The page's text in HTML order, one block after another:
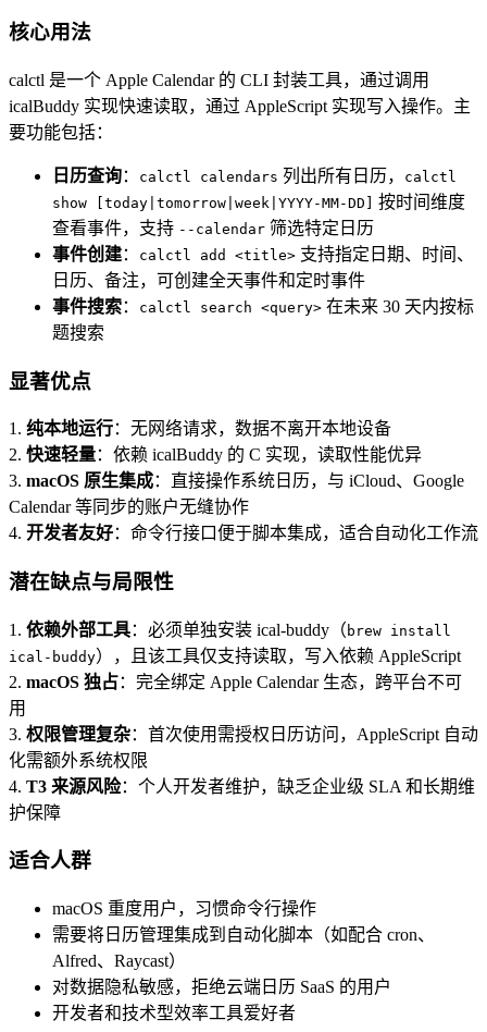
核心用法
calctl 是一个 Apple Calendar 的 CLI 封装工具，通过调用
icalBuddy 实现快速读取，通过 AppleScript 实现写入操作。主
要功能包括：
日历查询： calctl calendars 列出所有日历，
calctl
show [today|tomorrow|week|YYYY-MM-DD]
按时间维度
查看事件，支持 --calendar 筛选特定日历
事件创建： calctl add <title> 支持指定日期、时间、
日历、备注，可创建全天事件和定时事件
事件搜索： calctl search <query> 在未来 30 天内按标
题搜索
显著优点
1. 纯本地运行：无网络请求，数据不离开本地设备
2. 快速轻量：依赖 icalBuddy 的 C 实现，读取性能优异
3. macOS 原生集成：直接操作系统日历，与 iCloud、Google
Calendar 等同步的账户无缝协作
4. 开发者友好：命令行接口便于脚本集成，适合自动化工作流
潜在缺点与局限性
1. 依赖外部工具：必须单独安装 ical-buddy（ brew install
ical-buddy），且该工具仅支持读取，写入依赖 AppleScript
2. macOS 独占：完全绑定 Apple Calendar 生态，跨平台不可
用
3. 权限管理复杂：首次使用需授权日历访问，AppleScript 自动
化需额外系统权限
4. T3 来源风险：个人开发者维护，缺乏企业级 SLA 和长期维
护保障
适合人群
macOS 重度用户，习惯命令行操作
需要将日历管理集成到自动化脚本（如配合 cron、
Alfred、Raycast）
对数据隐私敏感，拒绝云端日历 SaaS 的用户
开发者和技术型效率工具爱好者